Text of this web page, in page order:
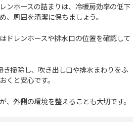
ンホースの詰まりは、冷暖房効率の低下
、周囲を清潔に保ちましょう。
ドレンホースや排水口の位置を確認して
き掃除し、吹き出し口や排水まわりをふ
くと安心です。
、外側の環境を整えることも大切です。